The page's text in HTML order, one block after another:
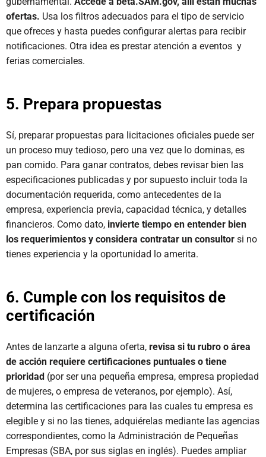
ofertas. Usa los filtros adecuados para el tipo de servicio
que ofreces y hasta puedes configurar alertas para recibir
notificaciones. Otra idea es prestar atención a eventos y
ferias comerciales.
5. Prepara propuestas
Sí, preparar propuestas para licitaciones oficiales puede ser
un proceso muy tedioso, pero una vez que lo dominas, es
pan comido. Para ganar contratos, debes revisar bien las
especificaciones publicadas y por supuesto incluir toda la
documentación requerida, como antecedentes de la
empresa, experiencia previa, capacidad técnica, y detalles
financieros. Como dato, invierte tiempo en entender bien
los requerimientos y considera contratar un consultor si no
tienes experiencia y la oportunidad lo amerita.
6. Cumple con los requisitos de
certificación
Antes de lanzarte a alguna oferta, revisa si tu rubro o área
de acción requiere certificaciones puntuales o tiene
prioridad (por ser una pequeña empresa, empresa propiedad
de mujeres, o empresa de veteranos, por ejemplo). Así,
determina las certificaciones para las cuales tu empresa es
elegible y si no las tienes, adquiérelas mediante las agencias
correspondientes, como la Administración de Pequeñas
Empresas (SBA, por sus siglas en inglés). Puedes ampliar